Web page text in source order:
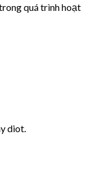
quá trình hoạt
diot.